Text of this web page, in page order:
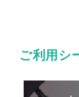
ご利用シ